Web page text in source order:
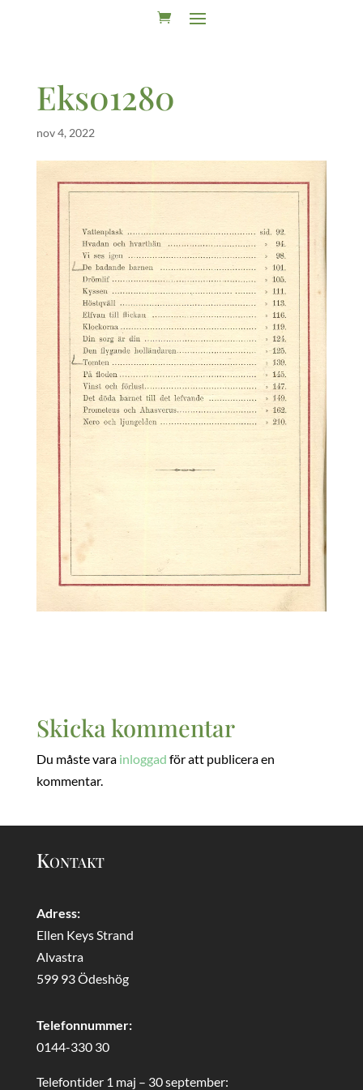
Eks01280
nov 4, 2022
Skicka kommentar
Du måste vara inloggad för att publicera en
kommentar.
Kontakt
Adress:
Ellen Keys Strand
Alvastra
599 93 Ödeshög
Telefonnummer:
0144-330 30
Telefontider 1 maj – 30 september: